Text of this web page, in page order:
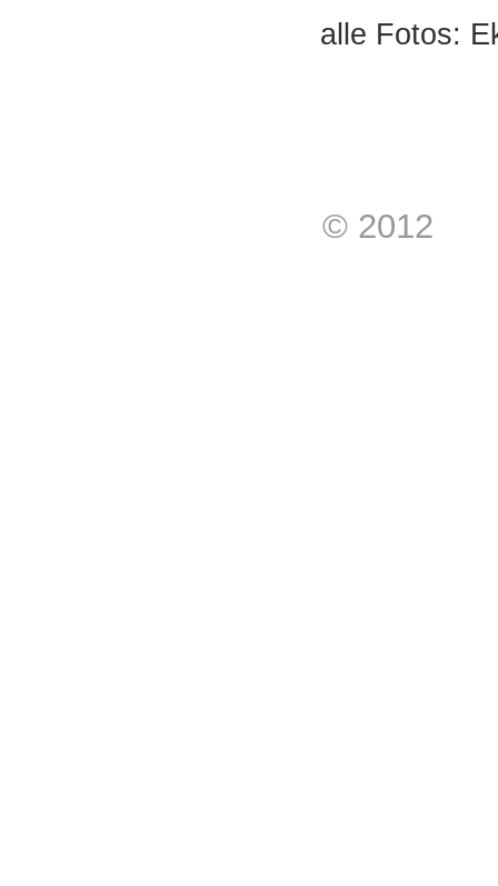
alle Fotos:
© 2012